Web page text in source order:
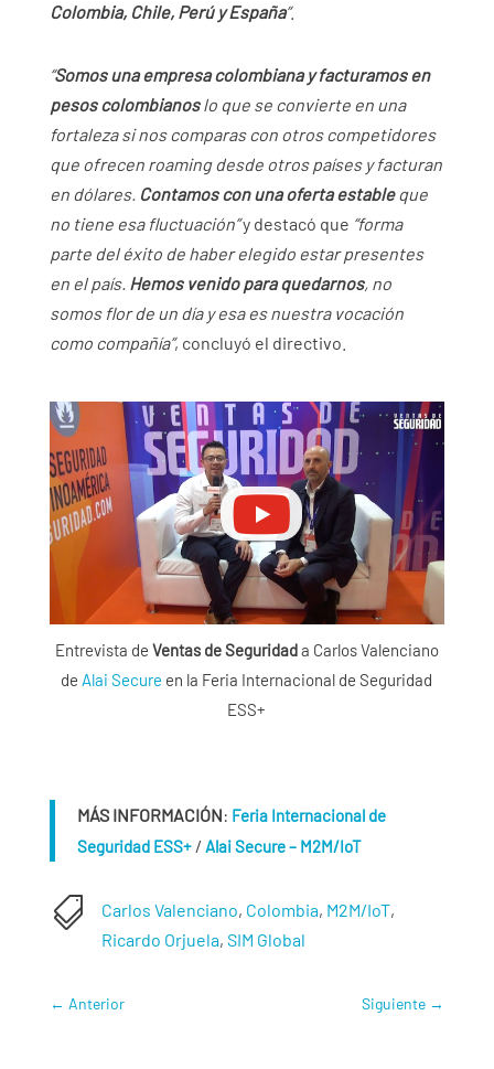
Colombia, Chile, Perú y España”.
“Somos una empresa colombiana y facturamos en
pesos colombianoslo que se convierte en una
fortaleza si nos comparas con otros competidores
que ofrecen roaming desde otros países y facturan
en dólares. Contamos con una oferta estableque
no tiene esa fluctuación”y destacó que “forma
parte del éxito de haber elegido estar presentes
en el país. Hemos venido para quedarnos, no
somos flor de un día y esa es nuestra vocación
como compañía”, concluyó el directivo.
Entrevista de Ventas de Seguridada Carlos Valenciano
de Alai Secure en la Feria Internacional de Seguridad
ESS+
MÁS INFORMACIÓN: Feria Internacional de
Seguridad ESS+/ Alai Secure – M2M/IoT
 Carlos Valenciano, Colombia, M2M/IoT,
Ricardo Orjuela, SIM Global
← Anterior Siguiente →